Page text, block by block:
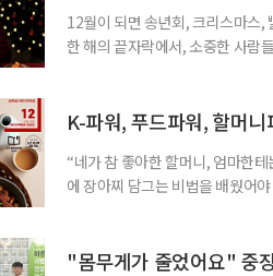
12월이 되면 송년회, 크리스마스,
한 해의 끝자락에서, 소중한 사람
장한 김밥, 국밥, 호떡, 떡볶이, 라
K-파워, 푸드파워, 할머니
“네가 참 좋아한 할머니, 엄마한
에 장아찌 담그는 비법을 배웠어
만들어주셔서, 고급스런 음식을
"몸무게가 줄었어요" 중